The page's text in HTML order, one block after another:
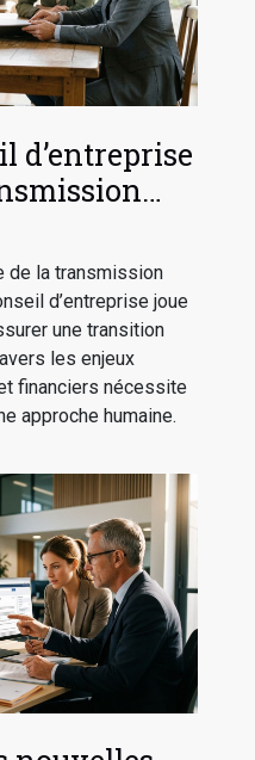
d’entreprise
de la transmission
d’entreprise joue
une transition
les enjeux
financiers nécessite
approche humaine.